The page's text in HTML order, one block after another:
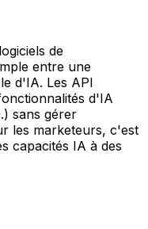
de
entre une
d'IA. Les API
d'IA
sans gérer
les marketeurs, c'est
capacités IA à des